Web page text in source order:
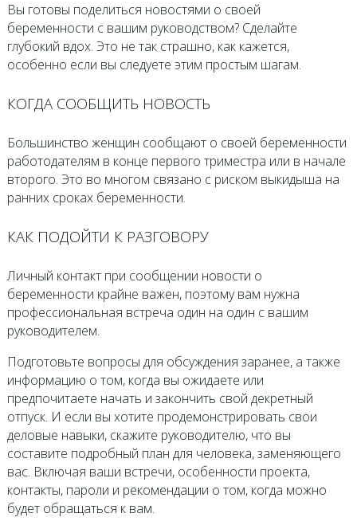
Вы готовы поделиться новостями о своей
беременности с вашим руководством? Сделайте
глубокий вдох. Это не так страшно, как кажется,
особенно если вы следуете этим простым шагам.
КОГДА СООБЩИТЬ НОВОСТЬ
Большинство женщин сообщают о своей беременности
работодателям в конце первого триместра или в начале
второго. Это во многом связано с риском выкидыша на
ранних сроках беременности.
КАК ПОДОЙТИ К РАЗГОВОРУ
Личный контакт при сообщении новости о
беременности крайне важен, поэтому вам нужна
профессиональная встреча один на один с вашим
руководителем.
Подготовьте вопросы для обсуждения заранее, а также
информацию о том, когда вы ожидаете или
предпочитаете начать и закончить свой декретный
отпуск. И если вы хотите продемонстрировать свои
деловые навыки, скажите руководителю, что вы
составите подробный план для человека, заменяющего
вас. Включая ваши встречи, особенности проекта,
контакты, пароли и рекомендации о том, когда можно
будет обращаться к вам.